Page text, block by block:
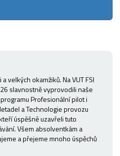
velkých okamžiků. Na VUT FSI
slavnostně vyprovodili naše
Profesionální pilot i
a Technologie provozu
úspěšně uzavřeli tuto
Všem absolventkám a
a přejeme mnoho úspěchů